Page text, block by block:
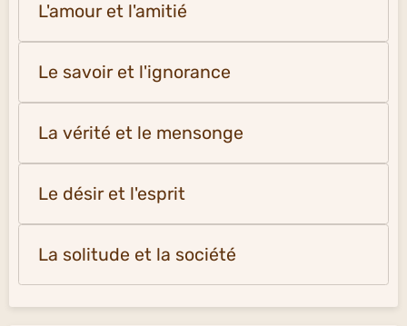
L'amour et l'amitié
Le savoir et l'ignorance
La vérité et le mensonge
Le désir et l'esprit
La solitude et la société